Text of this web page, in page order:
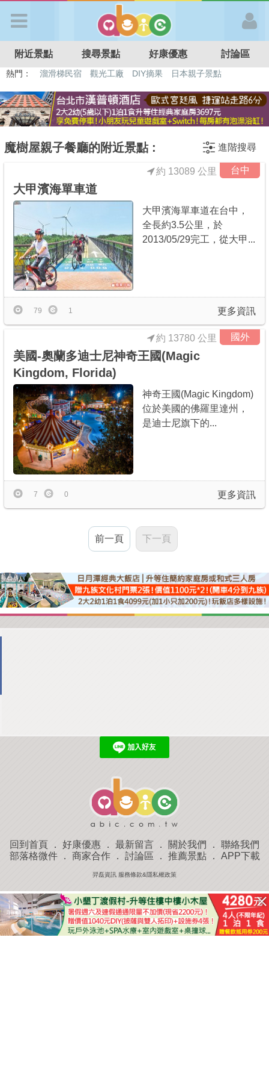
APP登入
首 頁
最新消息
最新留言
商家合作
推薦景點
討論區
聯絡我們
APP下載
附近景點 搜尋景點 好康優惠 討論區
熱門： 溜滑梯民宿 觀光工廠 DIY摘果
日本親子景點
魔樹屋親子餐廳的附近景點 : 進階搜尋
台中
約 13089 公里
大甲濱海單車道
大甲濱海單車道在台中，
全長約3.5公里，於
2013/05/29完工，從大甲...
更多資訊
79 1
國外
約 13780 公里
美國-奧蘭多迪士尼神奇王國(Magic
Kingdom, Florida)
神奇王國(Magic Kingdom)
位於美國的佛羅里達州，
是迪士尼旗下的...
更多資訊
7 0
前一頁 下一頁
回到首頁 ． 好康優惠 ． 最新留言 ． 關於我們 ． 聯絡我們
部落格微件． 商家合作． 討論區 ． 推薦景點． APP下載
羿磊資訊 服務條款&隱私權政策